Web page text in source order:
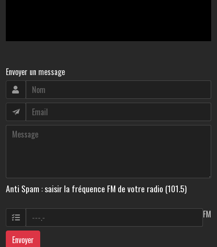
Envoyer un message
Anti Spam : saisir la fréquence FM de votre radio (101.5)
FM
Envoyer